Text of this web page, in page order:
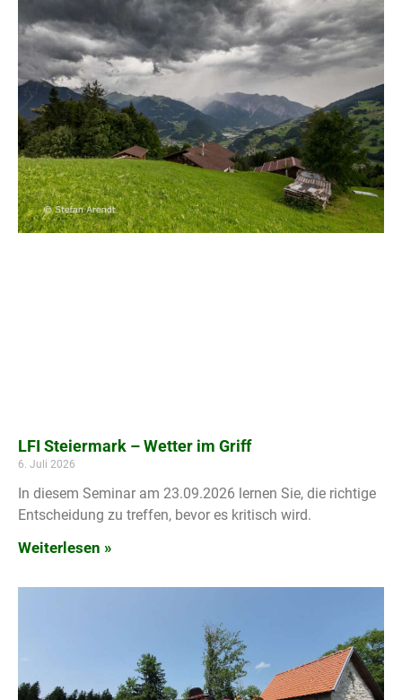
LFI Steiermark – Wetter im Griff
6. Juli 2026
In diesem Seminar am 23.09.2026 lernen Sie, die richtige
Entscheidung zu treffen, bevor es kritisch wird.
Weiterlesen »